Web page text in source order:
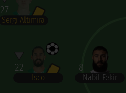
27
Sergi Altimira
22
Isco
8
Nabil Fekir